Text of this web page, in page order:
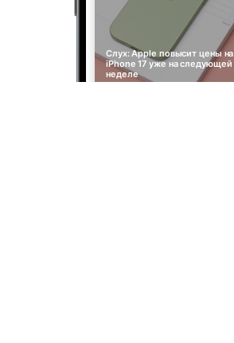
Слух: Apple повысит цены на
iPhone 17 уже на следующей
неделе